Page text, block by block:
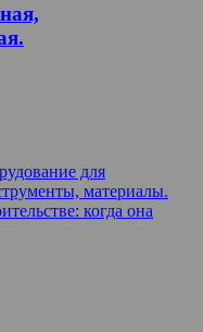
для
материалы.
когда она